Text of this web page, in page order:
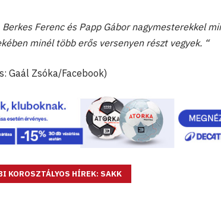
Ferenc és Papp Gábor nagymesterekkel
minél több erős versenyen részt vegyek. “
Gaál Zsóka/Facebook)
KOROSZTÁLYOS HÍREK: SAKK